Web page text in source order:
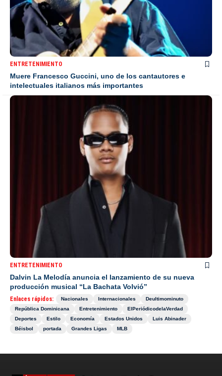
ENTRETENIMIENTO
Muere Francesco Guccini, uno de los cantautores e
intelectuales italianos más importantes
ENTRETENIMIENTO
Dalvin La Melodía anuncia el lanzamiento de su nueva
producción musical “La Bachata Volvió”
Enlaces rápidos: Nacionales Internacionales
Deultimominuto
República Dominicana
Entretenimiento
ElPeriódicodelaVerdad
Deportes
Estilo Economía Estados Unidos
Luis Abinader
Béisbol
portada Grandes Ligas MLB